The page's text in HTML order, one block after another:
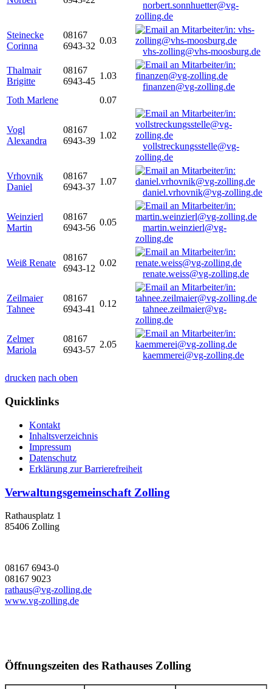
norbert.sonnhuetter@vg-
zolling.de
Steinecke
Corinna
08167
6943-32
0.03
vhs-zolling@vhs-moosburg.de
Thalmair
Brigitte
08167
6943-45
1.03
finanzen@vg-zolling.de
Toth Marlene
0.07
Vogl
Alexandra
08167
6943-39
1.02
vollstreckungsstelle@vg-
zolling.de
Vrhovnik
Daniel
08167
6943-37
1.07
daniel.vrhovnik@vg-zolling.de
Weinzierl
Martin
08167
6943-56
0.05
martin.weinzierl@vg-
zolling.de
Weiß Renate
08167
6943-12
0.02
renate.weiss@vg-zolling.de
Zeilmaier
Tahnee
08167
6943-41
0.12
tahnee.zeilmaier@vg-
zolling.de
Zelmer
Mariola
08167
6943-57
2.05
kaemmerei@vg-zolling.de
drucken nach oben
Quicklinks
Kontakt
Inhaltsverzeichnis
Impressum
Datenschutz
Erklärung zur Barrierefreiheit
Verwaltungsgemeinschaft Zolling
Rathausplatz 1
85406 Zolling
08167 6943-0
08167 9023
rathaus@vg-zolling.de
www.vg-zolling.de
Öffnungszeiten des Rathauses Zolling